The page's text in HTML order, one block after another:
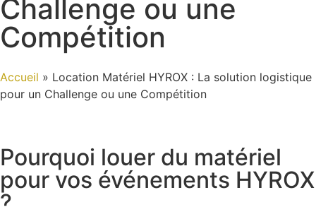
Challenge ou une
Compétition
Accueil » Location Matériel HYROX : La solution logistique
pour un Challenge ou une Compétition
Pourquoi louer du matériel
pour vos événements HYROX